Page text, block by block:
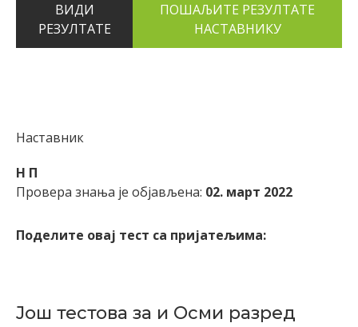
ВИДИ
РЕЗУЛТАТЕ
Наставник
Н П
Провера знања је објављена: 02. март 2022
Поделите овај тест са пријатељима:
Још тестова за и Осми разред